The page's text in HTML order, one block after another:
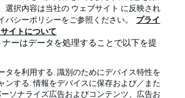
ポリシー
放送局
て
選択内容は当社の ウェブサイト に反映され
バシーポリシーをご参照ください。
プライ
イトについて
ーはデータを処理することで以下を提
タを利用する. 識別のためにデバイス特性を
ンする. 情報をデバイスに保存および／また
ソナライズ広告およびコンテンツ、広告お